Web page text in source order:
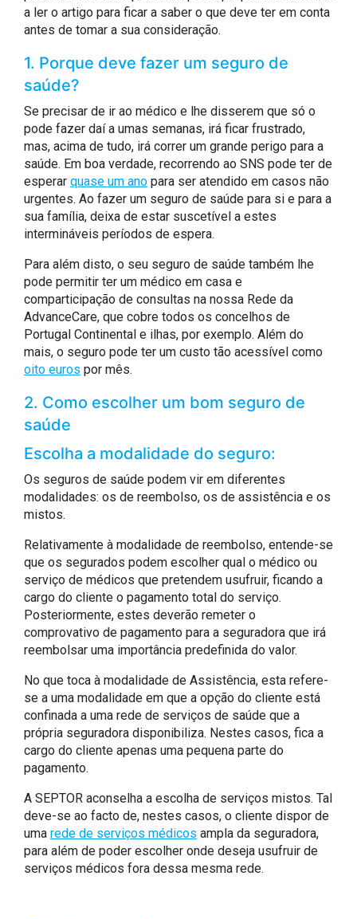
a ler o artigo para ficar a saber o que deve ter em conta
antes de tomar a sua consideração.
1. Porque deve fazer um seguro de
saúde?
Se precisar de ir ao médico e lhe disserem que só o
pode fazer daí a umas semanas, irá ficar frustrado,
mas, acima de tudo, irá correr um grande perigo para a
saúde. Em boa verdade, recorrendo ao SNS pode ter de
esperar quase um anopara ser atendido em casos não
urgentes. Ao fazer um seguro de saúde para si e para a
sua família, deixa de estar suscetível a estes
intermináveis períodos de espera.
Para além disto, o seu seguro de saúde também lhe
pode permitir ter um médico em casa e
comparticipação de consultas na nossa Rede da
AdvanceCare, que cobre todos os concelhos de
Portugal Continental e ilhas, por exemplo. Além do
mais, o seguro pode ter um custo tão acessível como
oito euros por mês.
2. Como escolher um bom seguro de
saúde
Escolha a modalidade do seguro:
Os seguros de saúde podem vir em diferentes
modalidades: os de reembolso, os de assistência e os
mistos.
Relativamente à modalidade de reembolso, entende-se
que os segurados podem escolher qual o médico ou
serviço de médicos que pretendem usufruir, ficando a
cargo do cliente o pagamento total do serviço.
Posteriormente, estes deverão remeter o
comprovativo de pagamento para a seguradora que irá
reembolsar uma importância predefinida do valor.
No que toca à modalidade de Assistência, esta refere-
se a uma modalidade em que a opção do cliente está
confinada a uma rede de serviços de saúde que a
própria seguradora disponibiliza. Nestes casos, fica a
cargo do cliente apenas uma pequena parte do
pagamento.
A SEPTOR aconselha a escolha de serviços mistos. Tal
deve-se ao facto de, nestes casos, o cliente dispor de
uma rede de serviços médicos ampla da seguradora,
para além de poder escolher onde deseja usufruir de
serviços médicos fora dessa mesma rede.